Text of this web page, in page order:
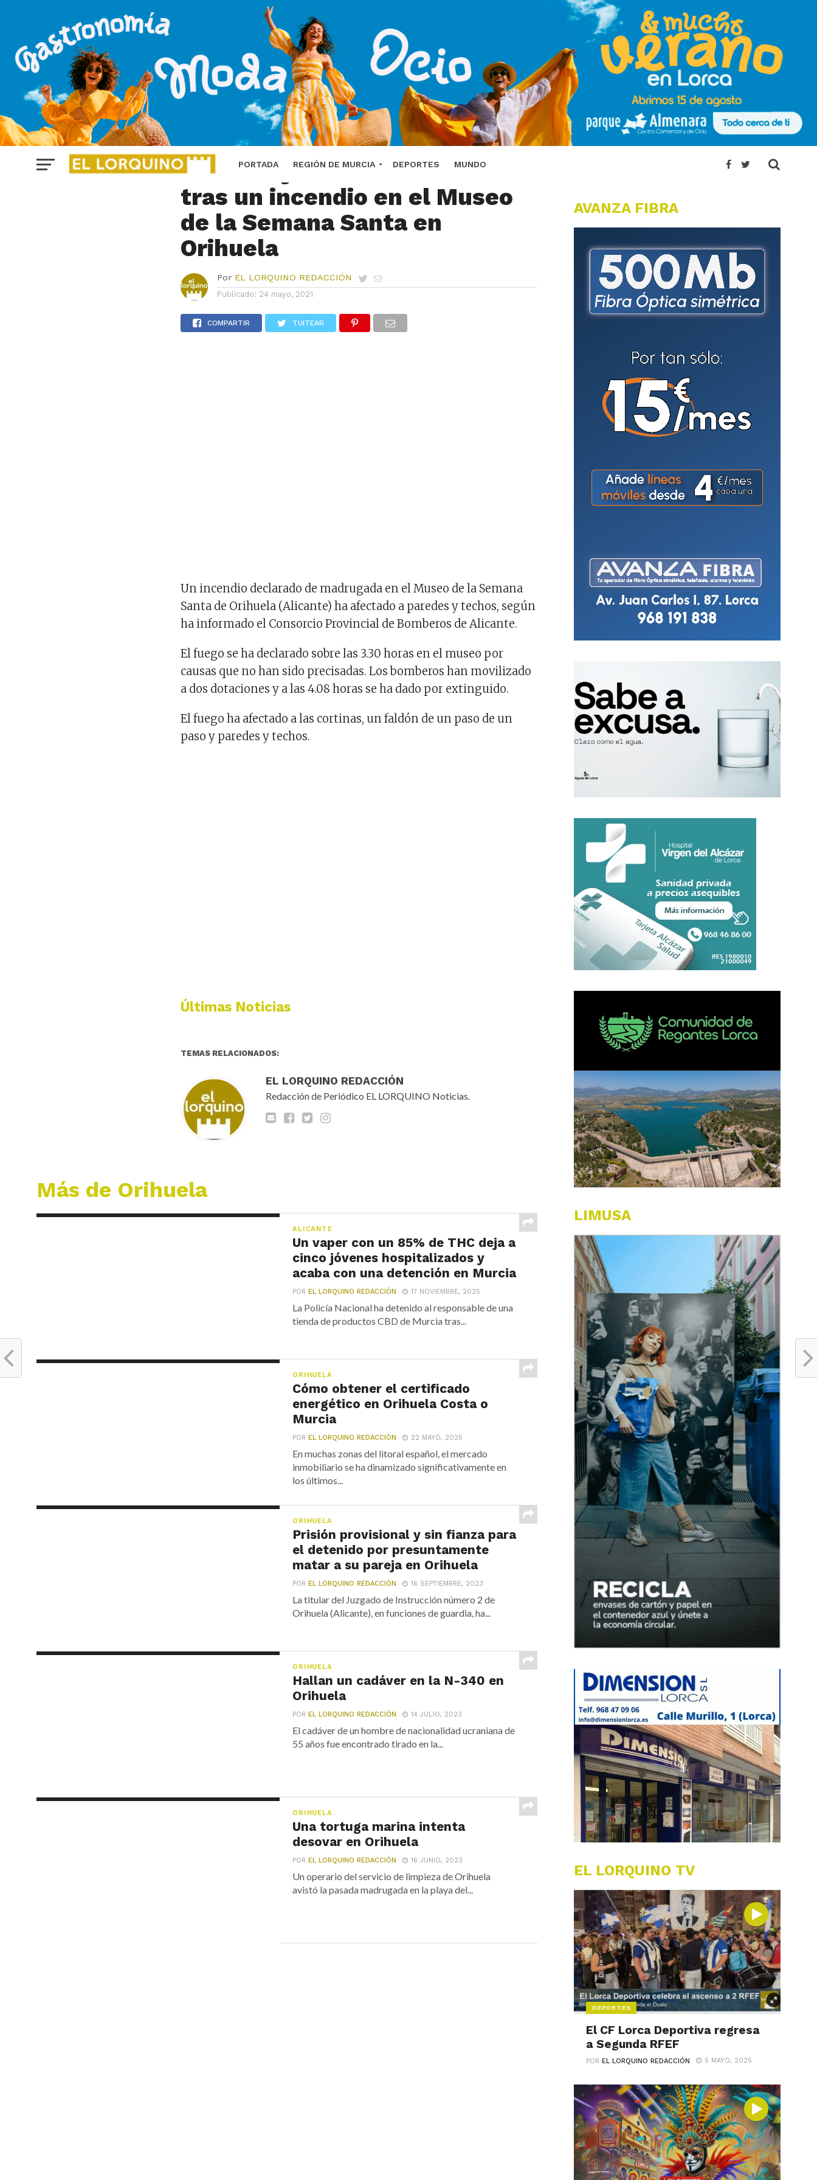
PORTADA REGIÓN DE MURCIA DEPORTES MUNDO
ORIHUELA
Paredes y techos afectados
tras un incendio en el Museo
de la Semana Santa en
Orihuela
Por EL LORQUINO REDACCIÓN
Publicado: 24 mayo, 2021
COMPARTIR TUITEAR
Un incendio declarado de madrugada en el Museo de la Semana
Santa de Orihuela (Alicante) ha afectado a paredes y techos, según
ha informado el Consorcio Provincial de Bomberos de Alicante.
El fuego se ha declarado sobre las 3.30 horas en el museo por
causas que no han sido precisadas. Los bomberos han movilizado
a dos dotaciones y a las 4.08 horas se ha dado por extinguido.
El fuego ha afectado a las cortinas, un faldón de un paso de un
paso y paredes y techos.
Últimas Noticias
TEMAS RELACIONADOS:
EL LORQUINO REDACCIÓN
Redacción de Periódico EL LORQUINO Noticias.
Más de Orihuela
ALICANTE
Un vaper con un 85% de THC deja a
cinco jóvenes hospitalizados y
acaba con una detención en Murcia
POREL LORQUINO REDACCIÓN 17 NOVIEMBRE, 2025
La Policía Nacional ha detenido al responsable de una
tienda de productos CBD de Murcia tras...
ORIHUELA
Cómo obtener el certificado
energético en Orihuela Costa o
Murcia
POREL LORQUINO REDACCIÓN 22 MAYO, 2025
En muchas zonas del litoral español, el mercado
inmobiliario se ha dinamizado significativamente en
los últimos...
ORIHUELA
Prisión provisional y sin fianza para
el detenido por presuntamente
matar a su pareja en Orihuela
POREL LORQUINO REDACCIÓN 16 SEPTIEMBRE, 2023
La titular del Juzgado de Instrucción número 2 de
Orihuela (Alicante), en funciones de guardia, ha...
ORIHUELA
Hallan un cadáver en la N-340 en
Orihuela
POREL LORQUINO REDACCIÓN 14 JULIO, 2023
El cadáver de un hombre de nacionalidad ucraniana de
55 años fue encontrado tirado en la...
ORIHUELA
Una tortuga marina intenta
desovar en Orihuela
POREL LORQUINO REDACCIÓN 16 JUNIO, 2023
Un operario del servicio de limpieza de Orihuela
avistó la pasada madrugada en la playa del...
AVANZA FIBRA
LIMUSA
EL LORQUINO TV
DEPORTES
El CF Lorca Deportiva regresa
a Segunda RFEF
POREL LORQUINO REDACCIÓN 5 MAYO, 2025